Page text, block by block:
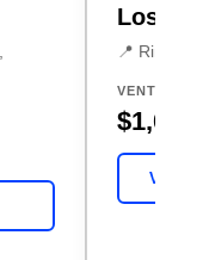
Los
📍
VENTA
VER